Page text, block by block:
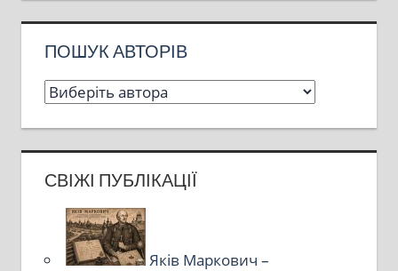
ПОШУК АВТОРІВ
СВІЖІ ПУБЛІКАЦІЇ
Яків Маркович –